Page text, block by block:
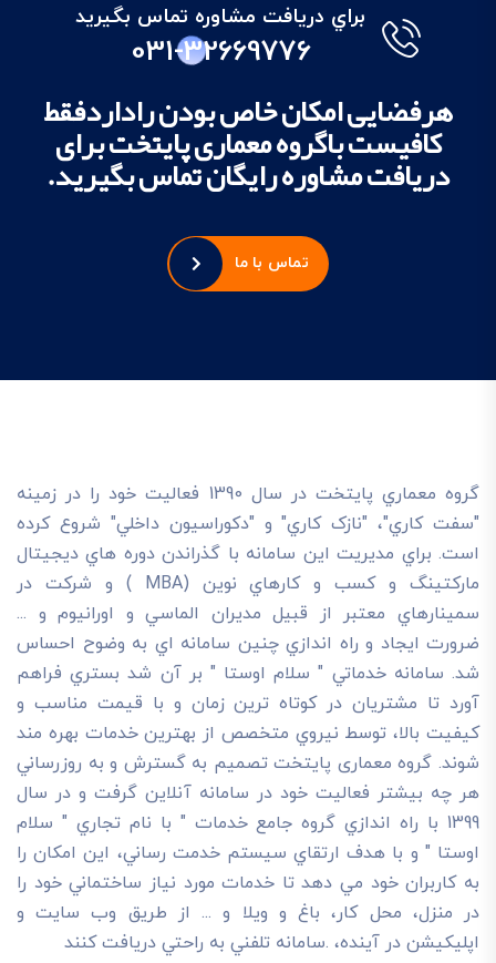
براي دريافت مشاوره تماس بگيريد
031-32669776
هرفضایی امکان خاص بودن راداردفقط
کافیست باگروه معماری پایتخت برای
دریافت مشاوره رایگان تماس بگیرید.
تماس با ما
گروه معماري پايتخت در سال 1390 فعاليت خود را در زمينه
"سفت کاري"، "نازک کاري" و "دکوراسيون داخلي" شروع کرده
است. براي مديريت اين سامانه با گذراندن دوره هاي ديجيتال
مارکتينگ و کسب و کارهاي نوين (MBA ) و شرکت در
سمينارهاي معتبر از قبيل مديران الماسي و اورانيوم و ...
ضرورت ايجاد و راه اندازي چنين سامانه اي به وضوح احساس
شد. سامانه خدماتي " سلام اوستا " بر آن شد بستري فراهم
آورد تا مشتريان در کوتاه ترين زمان و با قيمت مناسب و
کيفيت بالا، توسط نيروي متخصص از بهترين خدمات بهره مند
شوند. گروه معماری پایتخت تصميم به گسترش و به روزرساني
هر چه بيشتر فعاليت خود در سامانه آنلاين گرفت و در سال
1399 با راه اندازي گروه جامع خدمات " با نام تجاري " سلام
اوستا " و با هدف ارتقاي سيستم خدمت رساني، اين امکان را
به کاربران خود مي دهد تا خدمات مورد نياز ساختماني خود را
در منزل، محل کار، باغ و ويلا و ... از طريق وب سايت و
اپليکيشن در آينده، .سامانه تلفني به راحتي دريافت کنند